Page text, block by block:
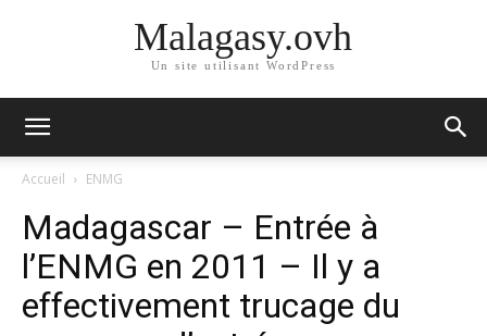
Malagasy.ovh
Un site utilisant WordPress
Accueil ENMG
Madagascar – Entrée à
l’ENMG en 2011 – Il y a
effectivement trucage du